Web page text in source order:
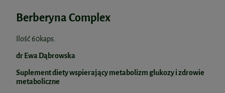
Berberyna Complex
Ilość 60kaps.
dr Ewa Dąbrowska
Suplement diety wspierający metabolizm glukozy i zdrowie
metaboliczne